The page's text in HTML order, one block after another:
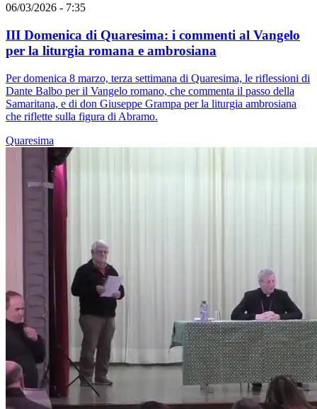
06/03/2026 - 7:35
III Domenica di Quaresima: i commenti al Vangelo
per la liturgia romana e ambrosiana
Per domenica 8 marzo, terza settimana di Quaresima, le riflessioni di
Dante Balbo per il Vangelo romano, che commenta il passo della
Samaritana, e di don Giuseppe Grampa per la liturgia ambrosiana
che riflette sulla figura di Abramo.
Quaresima